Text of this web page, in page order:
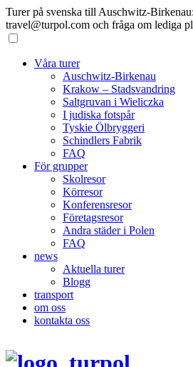
Turer på svenska till Auschwitz-
travel@turpol.com och fråga om lediga
Våra turer
Auschwitz-Birkenau
Krakow – Stadsvandring
Saltgruvan i Wieliczka
I judiska fotspår
Tyskie Ölbryggeri
Schindlers Fabrik
FAQ
För grupper
Skolresor
Körresor
Konferensresor
Företagsresor
Andra städer i Polen
FAQ
news
Aktuella turer
Blogg
transport
om oss
kontakta oss